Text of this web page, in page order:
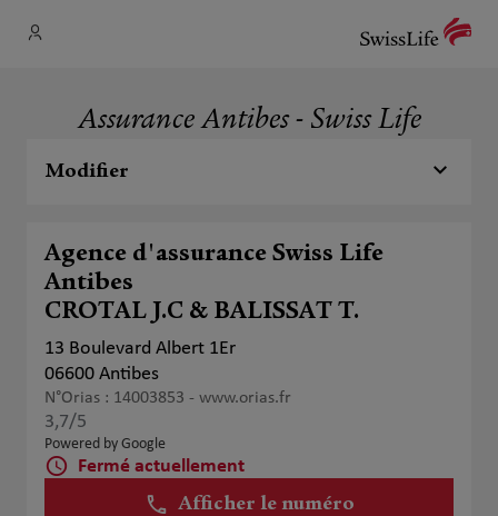
Assurance Antibes - Swiss Life
Modifier
Agence d'assurance Swiss Life
Antibes
CROTAL J.C & BALISSAT T.
13 Boulevard Albert 1Er
06600 Antibes
N°Orias : 14003853 - www.orias.fr
3,7/5
Powered by Google
Fermé actuellement
Afficher le numéro